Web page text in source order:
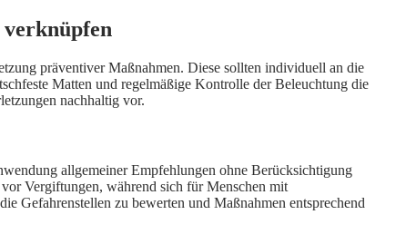
präventiver Maßnahmen. Diese sollten individuell an die
Matten und regelmäßige Kontrolle der Beleuchtung die
nachhaltig vor.
allgemeiner Empfehlungen ohne Berücksichtigung
Vergiftungen, während sich für Menschen mit
Gefahrenstellen zu bewerten und Maßnahmen entsprechend